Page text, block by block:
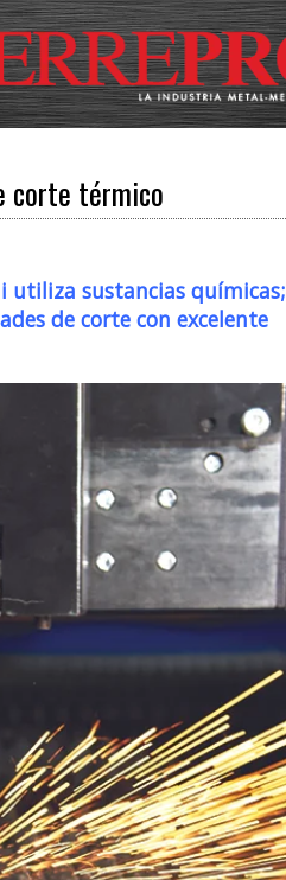
corte térmico
utiliza sustancias químicas;
de corte con excelente